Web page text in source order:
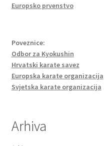
Europsko prvenstvo
Poveznice:
Odbor za Kyokushin
Hrvatski karate savez
Europska karate organizacija
Svjetska karate organizacija
Arhiva